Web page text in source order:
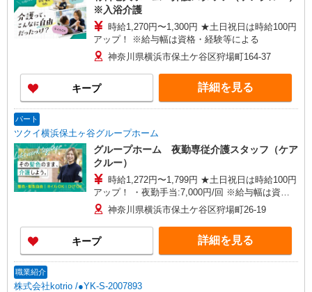
※入浴介護
時給1,270円〜1,300円 ★土日祝日は時給100円
アップ！ ※給与幅は資格・経験等による
神奈川県横浜市保土ケ谷区狩場町164-37
キープ 詳細を見る
パート
ツクイ横浜保土ヶ谷グループホーム
グループホーム 夜勤専従介護スタッフ（ケア
クルー）
時給1,272円〜1,799円 ★土日祝日は時給100円
アップ！ ・夜勤手当:7,000円/回 ※給与幅は資
格・経験等による
神奈川県横浜市保土ケ谷区狩場町26-19
キープ 詳細を見る
職業紹介
株式会社kotrio /●YK-S-2007893